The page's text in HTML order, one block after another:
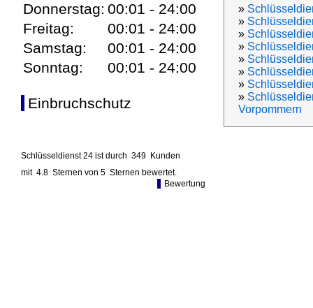
Donnerstag: 00:01 - 24:00
Freitag:
00:01 - 24:00
Samstag:
00:01 - 24:00
Sonntag:
00:01 - 24:00
Einbruchschutz
Schlüsseldienst 24 ist durch 349 Kunden
mit 4.8 Sternen von 5 Sternen bewertet.
Bewertung
»
»
»
»
»
»
»
»
Vorpommern